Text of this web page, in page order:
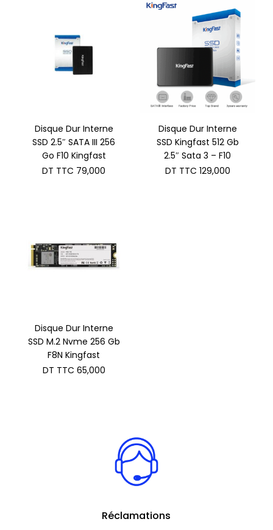
Disque Dur Interne
SSD 2.5″ SATA III 256
Go F10 Kingfast
DT TTC 79,000
Disque Dur Interne
SSD Kingfast 512 Gb
2.5″ Sata 3 – F10
DT TTC 129,000
Disque Dur Interne
SSD M.2 Nvme 256 Gb
F8N Kingfast
DT TTC 65,000
Réclamations